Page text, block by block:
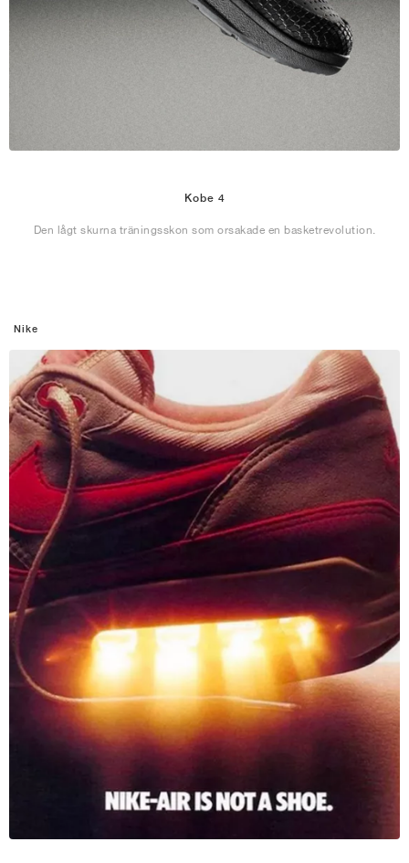
Kobe 4
Den lågt skurna träningsskon som orsakade en basketrevolution.
Nike